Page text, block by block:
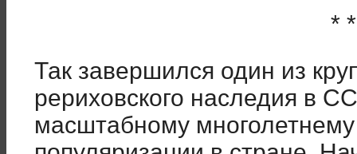
*
Так завершился один из
рериховского наследия в
масштабному многолетнему